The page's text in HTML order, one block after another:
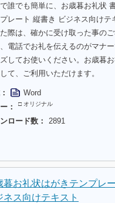
誰でも簡単に、お歳暮お礼状
レート 縦書き ビジネス向け
際は、確かに受け取った事の
電話でお礼を伝えるのがマナ
してお使いください。お歳暮
て、ご利用いただけます。
Word
：
□ オリジナル
ロード数： 2891
暮お礼状はがきテンプレ
ネス向けテキスト